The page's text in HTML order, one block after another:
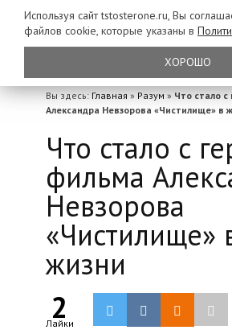
Вы здесь: Главная » Разум » Что стало
Александра Невзорова «Чистилище» в
Что стало с
фильма
Невзорова
«Чистилище»
жизни
2
Лайки
Используя сайт tstosterone.ru, Вы
файлов cookie, которые указаны в
ХОРОШО